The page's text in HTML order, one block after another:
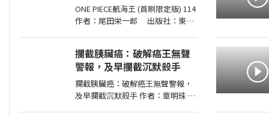
ONE PIECE航海王 (首刷限定版) 114
作者：尾田栄一郎 出版社：東立
事件」，其全貌終於即將揭曉！席
捲號稱最可怕海賊團的洛克斯海賊
團
攔截胰臟癌：破解癌王無聲
警報，及早攔截沉默殺手
攔截胰臟癌：破解癌王無聲警報，
及早攔截沉默殺手 作者：章明珠